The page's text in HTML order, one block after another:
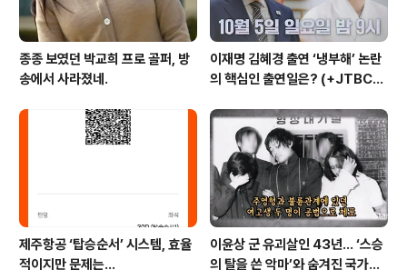
종종 보였던 박교희 프로 골퍼, 방
송에서 사라졌네.
이재명 김혜경 출연 ‘냉부해’ 논란
의 핵심인 출연일은? (+JTBC
제주항공 ‘탑승순서’ 시스템, 효율
적이지만 문제는…
이윤상 군 유괴살인 43년… ‘스승
의 탈을 쓴 악마’와 숨겨진 국가폭